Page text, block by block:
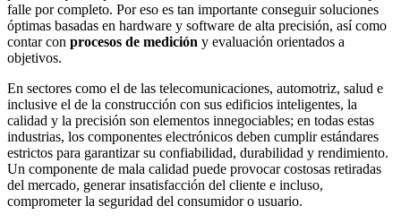
falle por completo. Por eso es tan importante conseguir soluciones
óptimas basadas en hardware y software de alta precisión, así como
contar con procesos de medición y evaluación orientados a
objetivos.
En sectores como el de las telecomunicaciones, automotriz, salud e
inclusive el de la construcción con sus edificios inteligentes, la
calidad y la precisión son elementos innegociables; en todas estas
industrias, los componentes electrónicos deben cumplir estándares
estrictos para garantizar su confiabilidad, durabilidad y rendimiento.
Un componente de mala calidad puede provocar costosas retiradas
del mercado, generar insatisfacción del cliente e incluso,
comprometer la seguridad del consumidor o usuario.